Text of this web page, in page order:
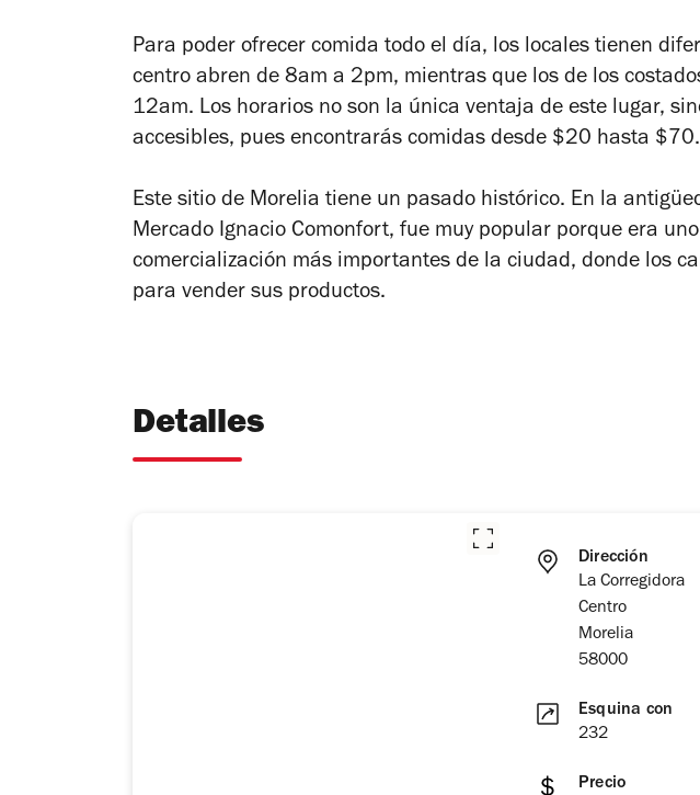
Para poder ofrecer comida todo el día, los locales tienen
centro abren de 8am a 2pm, mientras que los de los
12am. Los horarios no son la única ventaja de este lugar,
accesibles, pues encontrarás comidas desde $20 hasta $70.
Este sitio de Morelia tiene un pasado histórico. En la
Mercado Ignacio Comonfort, fue muy popular porque era
comercialización más importantes de la ciudad, donde los
para vender sus productos.
Detalles
Dirección
La Corregidora
Centro
Morelia
58000
Esquina con
232
Precio